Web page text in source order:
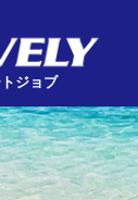
ジョブ